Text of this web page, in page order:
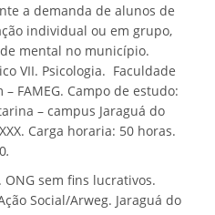
a demanda de alunos de
individual ou em grupo,
mental no município.
VII. Psicologia. Faculdade
FAMEG. Campo de estudo:
– campus Jaraguá do
Carga horaria: 50 horas.
.
. ONG sem fins lucrativos.
Social/Arweg. Jaraguá do